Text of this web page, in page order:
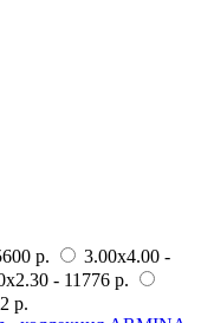
р.
3.00x4.00 -
- 11776 р.
р.